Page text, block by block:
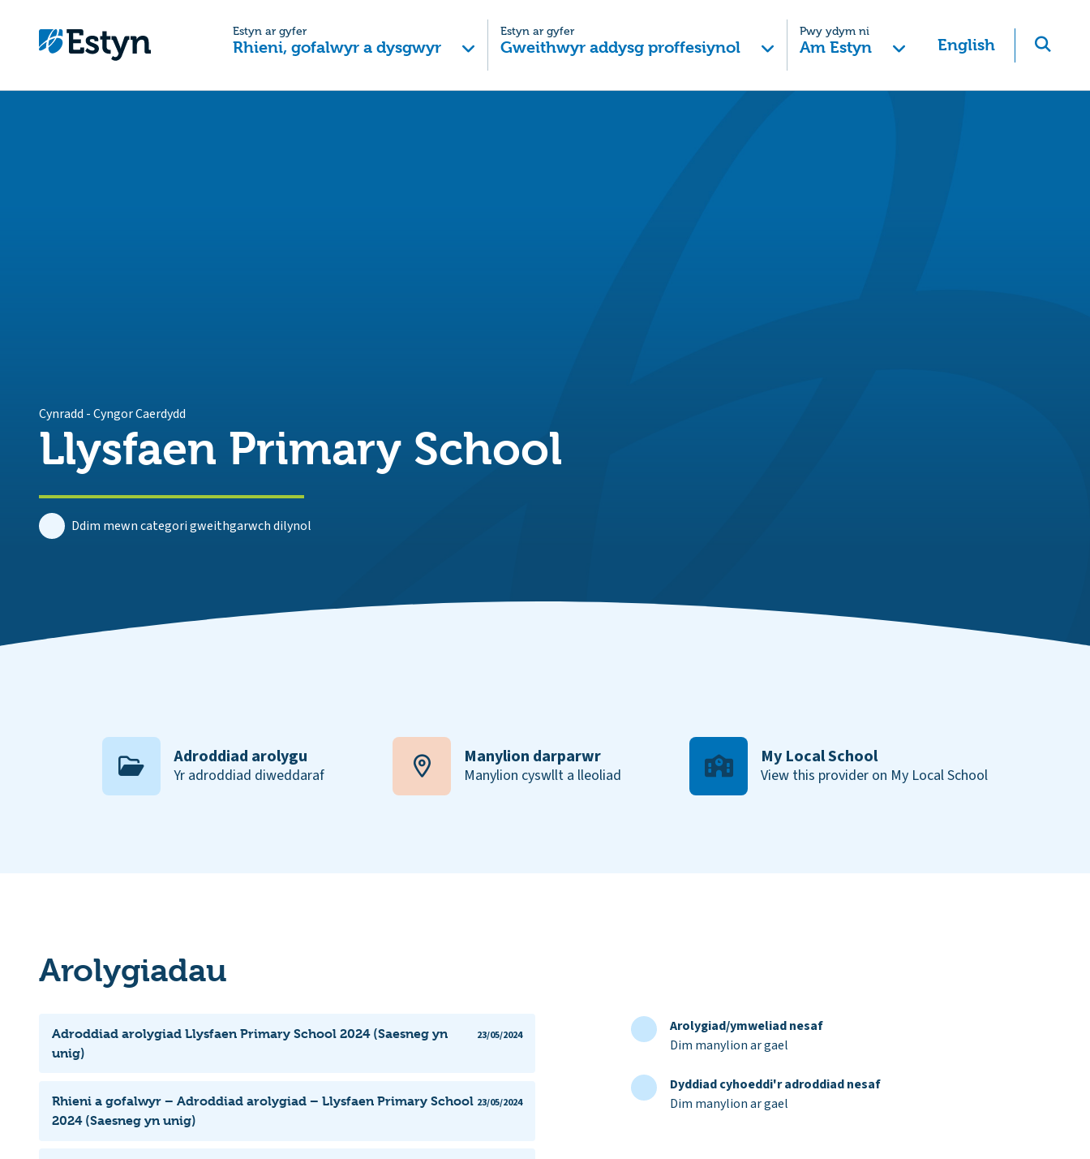
Estyn ar gyfer
Rhieni, gofalwyr a dysgwyr
Estyn ar gyfer
Gweithwyr addysg proffesiynol
Pwy ydym ni
Am Estyn English
Cynradd -Cyngor Caerdydd
Llysfaen Primary School
Ddim mewn categori gweithgarwch dilynol
Adroddiad arolygu
Yr adroddiad diweddaraf
Manylion darparwr
Manylion cyswllt a lleoliad
My Local School
View this provider on My Local School
Arolygiadau
Adroddiad arolygiad Llysfaen Primary School 2024 (Saesneg yn
unig)
23/05/2024
Rhieni a gofalwyr – Adroddiad arolygiad – Llysfaen Primary School
2024 (Saesneg yn unig)
23/05/2024
Arolygiad/ymweliad nesaf
Dim manylion ar gael
Dyddiad cyhoeddi'r adroddiad nesaf
Dim manylion ar gael